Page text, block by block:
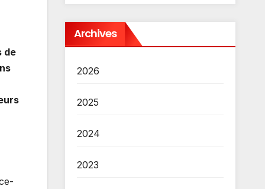
de
Archives
2026
2025
2024
2023